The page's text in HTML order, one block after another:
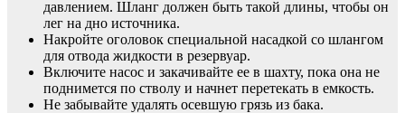
давлением. Шланг должен быть такой длины, чтобы он
лег на дно источника.
Накройте оголовок специальной насадкой со шлангом
для отвода жидкости в резервуар.
Включите насос и закачивайте ее в шахту, пока она не
поднимется по стволу и начнет перетекать в емкость.
Не забывайте удалять осевшую грязь из бака.